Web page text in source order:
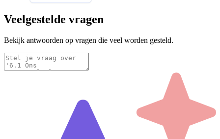
Veelgestelde vragen
Bekijk antwoorden op vragen die veel worden gesteld.